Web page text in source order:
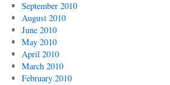
September 2010
August 2010
June 2010
May 2010
April 2010
March 2010
February 2010